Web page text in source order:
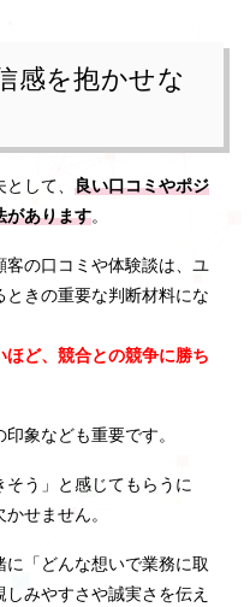
感を抱かせな
として、良い口コミやポジ
があります。
の口コミや体験談は、ユ
きの重要な判断材料にな
ど、競合との競争に勝ち
象なども重要です。
そう」と感じてもらうに
せません。
「どんな想いで業務に取
みやすさや誠実さを伝え